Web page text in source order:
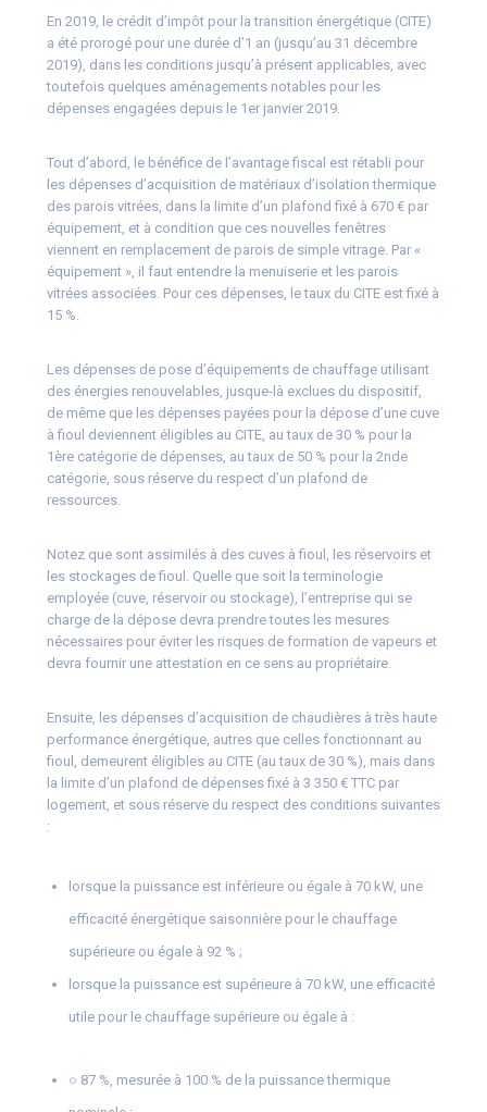
En 2019, le crédit d’impôt pour la transition énergétique (CITE)
a été prorogé pour une durée d’1 an (jusqu’au 31 décembre
2019), dans les conditions jusqu’à présent applicables, avec
toutefois quelques aménagements notables pour les
dépenses engagées depuis le 1er janvier 2019.
Tout d’abord, le bénéfice de l’avantage fiscal est rétabli pour
les dépenses d’acquisition de matériaux d’isolation thermique
des parois vitrées, dans la limite d’un plafond fixé à 670 € par
équipement, et à condition que ces nouvelles fenêtres
viennent en remplacement de parois de simple vitrage. Par «
équipement », il faut entendre la menuiserie et les parois
vitrées associées. Pour ces dépenses, le taux du CITE est fixé à
15 %.
Les dépenses de pose d’équipements de chauffage utilisant
des énergies renouvelables, jusque-là exclues du dispositif,
de même que les dépenses payées pour la dépose d’une cuve
à fioul deviennent éligibles au CITE, au taux de 30 % pour la
1ère catégorie de dépenses, au taux de 50 % pour la 2nde
catégorie, sous réserve du respect d’un plafond de
ressources.
Notez que sont assimilés à des cuves à fioul, les réservoirs et
les stockages de fioul. Quelle que soit la terminologie
employée (cuve, réservoir ou stockage), l’entreprise qui se
charge de la dépose devra prendre toutes les mesures
nécessaires pour éviter les risques de formation de vapeurs et
devra fournir une attestation en ce sens au propriétaire.
Ensuite, les dépenses d’acquisition de chaudières à très haute
performance énergétique, autres que celles fonctionnant au
fioul, demeurent éligibles au CITE (au taux de 30 %), mais dans
la limite d’un plafond de dépenses fixé à 3 350 € TTC par
logement, et sous réserve du respect des conditions suivantes
:
lorsque la puissance est inférieure ou égale à 70 kW, une
efficacité énergétique saisonnière pour le chauffage
supérieure ou égale à 92 % ;
lorsque la puissance est supérieure à 70 kW, une efficacité
utile pour le chauffage supérieure ou égale à :
○ 87 %, mesurée à 100 % de la puissance thermique